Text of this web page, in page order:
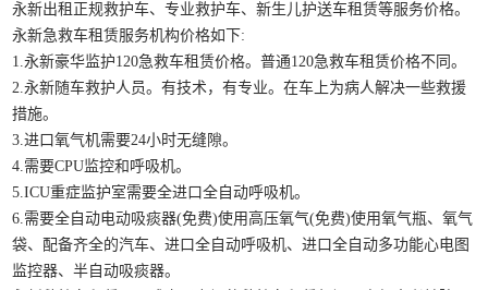
永新出租正规救护车、专业救护车、新生儿护送车租赁等服务价格。
永新急救车租赁服务机构价格如下:
1.永新豪华监护120急救车租赁价格。普通120急救车租赁价格不同。
2.永新随车救护人员。有技术，有专业。在车上为病人解决一些救援
措施。
3.进口氧气机需要24小时无缝隙。
4.需要CPU监控和呼吸机。
5.ICU重症监护室需要全进口全自动呼吸机。
6.需要全自动电动吸痰器(免费)使用高压氧气(免费)使用氧气瓶、氧气
袋、配备齐全的汽车、进口全自动呼吸机、进口全自动多功能心电图
监控器、半自动吸痰器。